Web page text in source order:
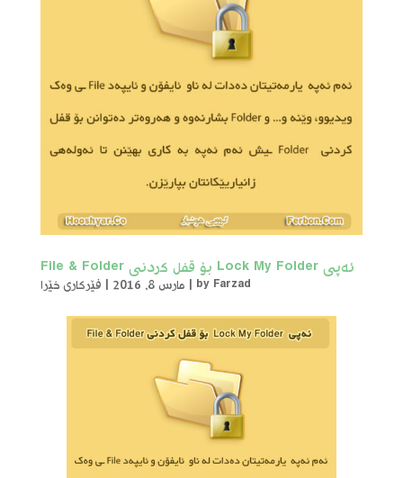
ئەپی Lock My Folder بۆ قفل کردنی File & Folder
by Farzad
| مارس 8, 2016 | فێرکاری خێرا